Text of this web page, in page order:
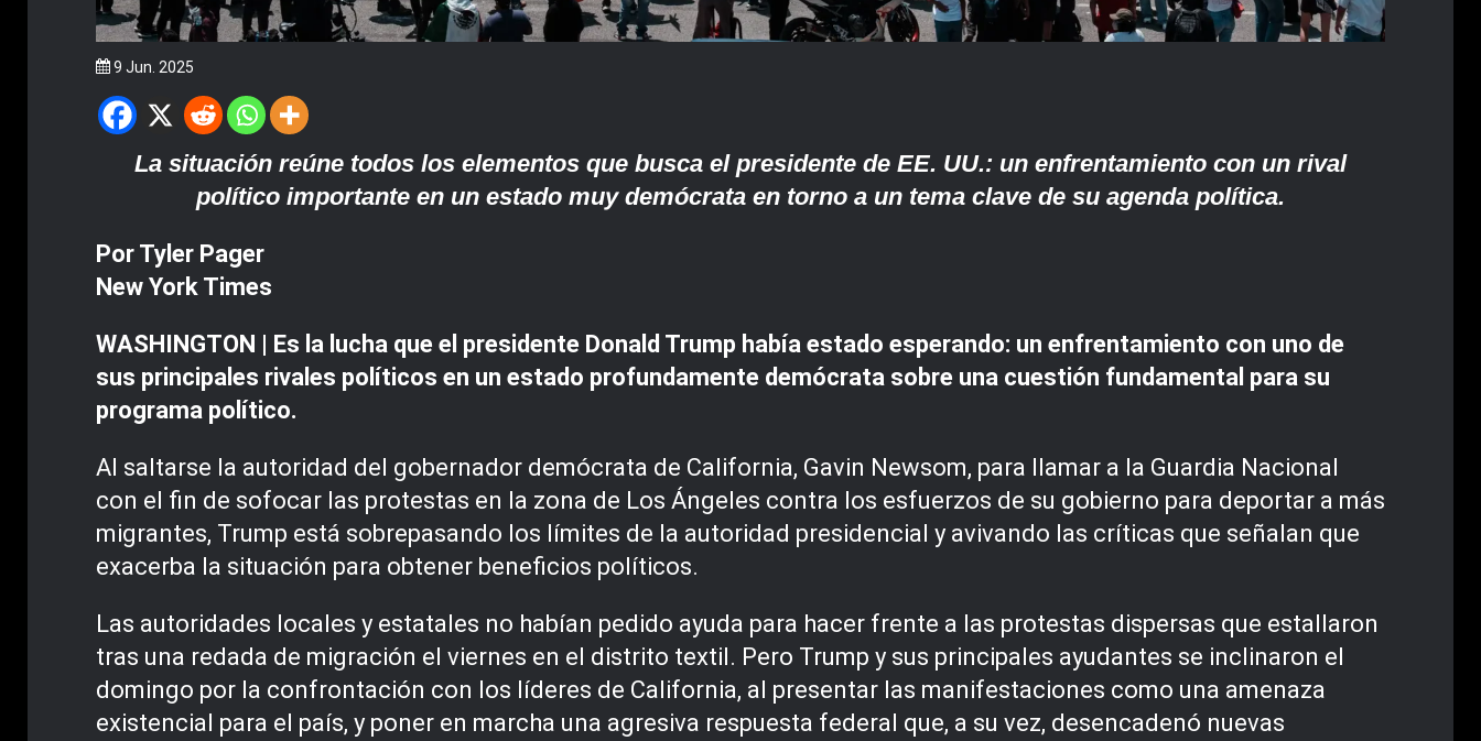
9 Jun. 2025
La situación reúne todos los elementos que busca el presidente de EE. UU.: un enfrentamiento con un rival
político importante en un estado muy demócrata en torno a un tema clave de su agenda política.
Por Tyler Pager
New York Times
WASHINGTON | Es la lucha que el presidente Donald Trump había estado esperando: un enfrentamiento con uno de
sus principales rivales políticos en un estado profundamente demócrata sobre una cuestión fundamental para su
programa político.
Al saltarse la autoridad del gobernador demócrata de California, Gavin Newsom, para llamar a la Guardia Nacional
con el fin de sofocar las protestas en la zona de Los Ángeles contra los esfuerzos de su gobierno para deportar a más
migrantes, Trump está sobrepasando los límites de la autoridad presidencial y avivando las críticas que señalan que
exacerba la situación para obtener beneficios políticos.
Las autoridades locales y estatales no habían pedido ayuda para hacer frente a las protestas dispersas que estallaron
tras una redada de migración el viernes en el distrito textil. Pero Trump y sus principales ayudantes se inclinaron el
domingo por la confrontación con los líderes de California, al presentar las manifestaciones como una amenaza
existencial para el país, y poner en marcha una agresiva respuesta federal que, a su vez, desencadenó nuevas